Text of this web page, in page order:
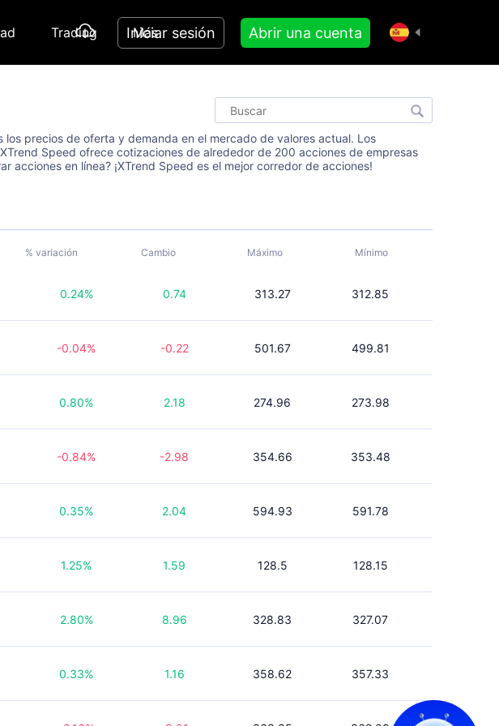
Trading Más
Iniciar sesión Abrir una cuenta
nosotros
precios de oferta y demanda en el mercado de valores actual. Los
Speed ofrece cotizaciones de alrededor de 200 acciones de empresas
acciones en línea? ¡XTrend Speed es el mejor corredor de acciones!
% variación Cambio Máximo Mínimo
0.24% 0.74 313.27 312.85
-0.04% -0.22 501.67 499.81
0.80% 2.18 274.96 273.98
-0.84% -2.98 354.66 353.48
0.35% 2.04 594.93 591.78
1.25% 1.59 128.5 128.15
2.80% 8.96 328.83 327.07
0.33% 1.16 358.62 357.33